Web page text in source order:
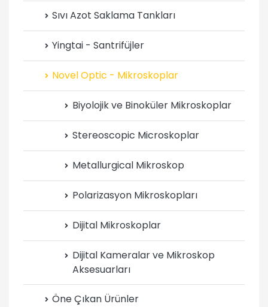
Sıvı Azot Saklama Tankları
Yingtai - Santrifüjler
Novel Optic - Mikroskoplar
Biyolojik ve Binoküler Mikroskoplar
Stereoscopic Microskoplar
Metallurgical Mikroskop
Polarizasyon Mikroskopları
Dijital Mikroskoplar
Dijital Kameralar ve Mikroskop
Aksesuarları
Öne Çıkan Ürünler